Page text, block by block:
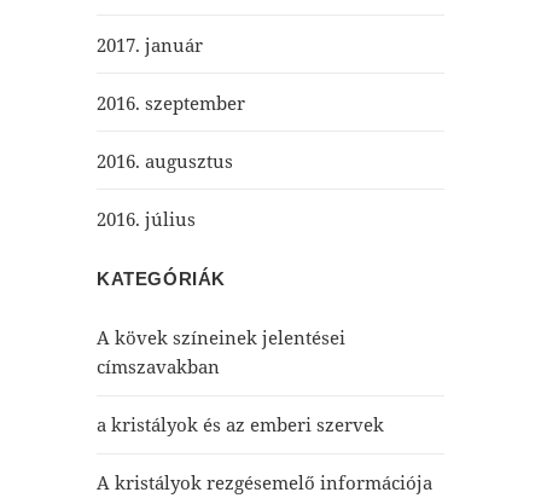
2017. január
2016. szeptember
2016. augusztus
2016. július
KATEGÓRIÁK
A kövek színeinek jelentései
címszavakban
a kristályok és az emberi szervek
A kristályok rezgésemelő információja